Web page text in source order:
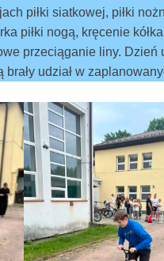
piłki siatkowej, piłki
piłki nogą, kręcenie
przeciąganie liny. Dzień
brały udział w